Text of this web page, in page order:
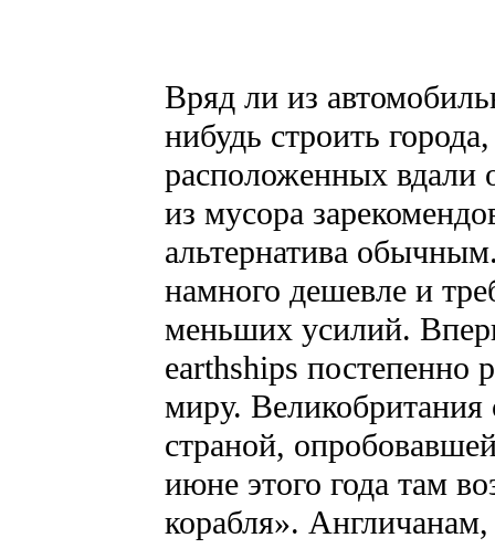
Вряд ли из
нибудь строить
расположенных вдали
из мусора
альтернатива
намного дешевле и
меньших усилий.
earthships постепенно
миру. Великобритания
страной,
июне этого года там
корабля».